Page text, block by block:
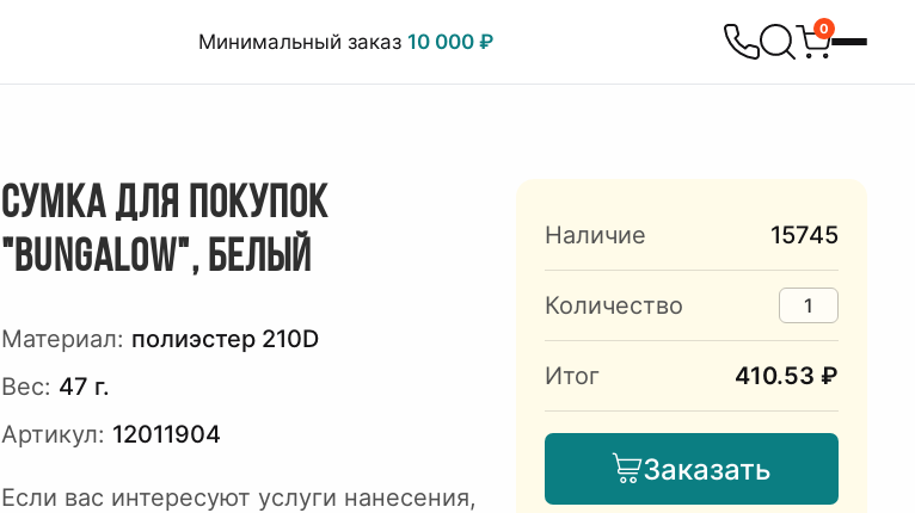
Минимальный заказ 10 000 ₽
0
СУМКА ДЛЯ ПОКУПОК
"BUNGALOW", БЕЛЫЙ
Материал: полиэстер 210D
Вес: 47 г.
Артикул: 12011904
Если вас интересуют услуги нанесения,
Наличие 15745
Количество
Итог 410.53 ₽
Заказать